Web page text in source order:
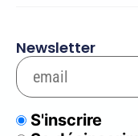
Newsletter
S'inscrire